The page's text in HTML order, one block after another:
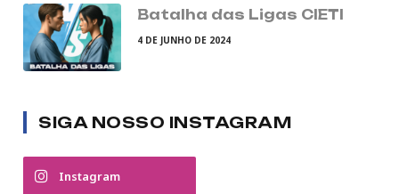
Batalha das Ligas CIETI
4 DE JUNHO DE 2024
SIGA NOSSO INSTAGRAM
Instagram